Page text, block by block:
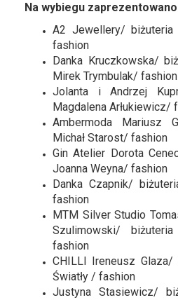
Na wybiegu
A2 Jewellery/
fashion
Danka Kruczkowska/
Mirek Trymbulak/ fashion
Jolanta i Andrzej
Magdalena Arłukiewicz/
Ambermoda Mariusz
Michał Starost/ fashion
Gin Atelier Dorota
Joanna Weyna/ fashion
Danka Czapnik/
fashion
MTM Silver Studio
Szulimowski/
fashion
CHILLI Ireneusz
Światły / fashion
Justyna Stasiewicz/